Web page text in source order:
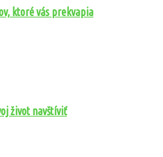
ktoré vás prekvapia
život navštíviť